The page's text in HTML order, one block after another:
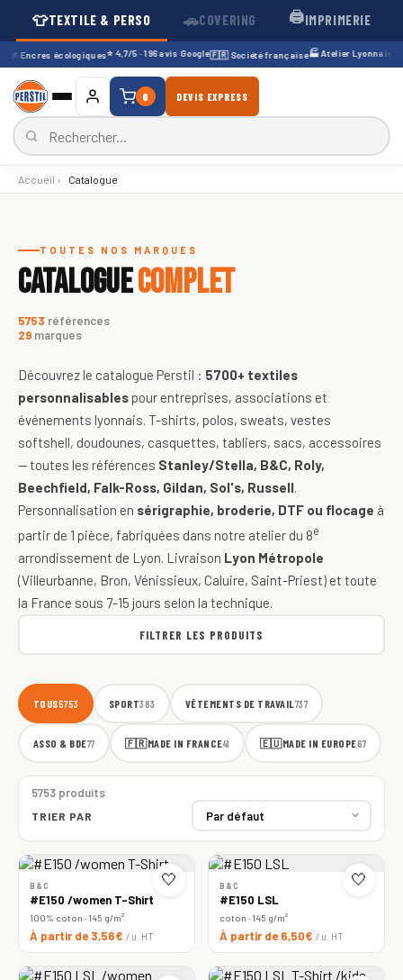
👕TEXTILE & PERSO 🚗COVERING 🖨️IMPRIMERIE
Encres écologiques⭐ 4,7/5 · 196 avis Google🇫🇷 Société française🏭 Atelier Lyonnais ·
0 DEVIS EXPRESS
Accueil › Catalogue
TOUTES NOS MARQUES
CATALOGUECOMPLET
5753 références
29 marques
Découvrez le catalogue Perstil : 5700+ textiles
personnalisables pour entreprises, associations et
événements lyonnais. T-shirts, polos, sweats, vestes
softshell, doudounes, casquettes, tabliers, sacs, accessoires
— toutes les références Stanley/Stella, B&C, Roly,
Beechfield, Falk-Ross, Gildan, Sol's, Russell.
Personnalisation en sérigraphie, broderie, DTF ou flocage à
partir de 1 pièce, fabriquées dans notre atelier du 8e
arrondissement de Lyon. Livraison Lyon Métropole
(Villeurbanne, Bron, Vénissieux, Caluire, Saint-Priest) et toute
la France sous 7-15 jours selon la technique.
FILTRER LES PRODUITS
TOUS5753 SPORT383 VÊTEMENTS DE TRAVAIL737
ASSO & BDE77 🇫🇷MADE IN FRANCE41 🇪🇺MADE IN EUROPE67
5753 produits
TRIER PAR
🤍
B&C
#E150 /women T-Shirt
100% coton · 145 g/m²
À partir de 3,56€ / u. HT
🤍
B&C
#E150 LSL
coton · 145 g/m²
À partir de 6,50€ / u. HT